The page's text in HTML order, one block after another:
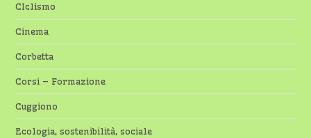
CIclismo
Cinema
Corbetta
Corsi – Formazione
Cuggiono
Ecologia, sostenibilità, sociale